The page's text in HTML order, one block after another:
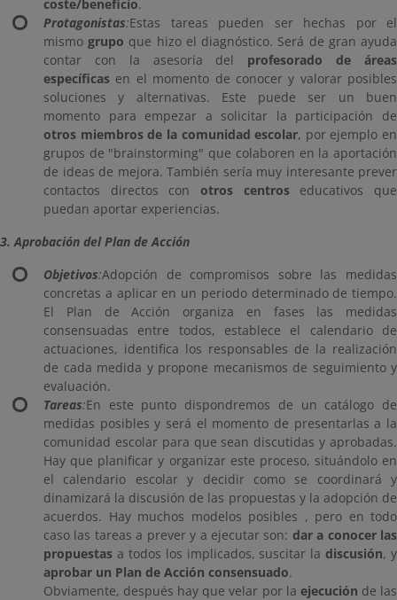
coste/beneficio.
Protagonistas:Estas tareas pueden ser hechas por el
mismogrupo que hizo el diagnóstico. Será de gran ayuda
contar con la asesoría del profesorado de áreas
específicas en el momento de conocer y valorar posibles
soluciones y alternativas. Este puede ser un buen
momento para empezar a solicitar la participación de
otros miembros de la comunidad escolar, por ejemplo en
grupos de "brainstorming" que colaboren en la aportación
de ideas de mejora. También sería muy interesante prever
contactos directos con otros centroseducativos que
puedan aportar experiencias.
3. Aprobación del Plan de Acción
Objetivos:Adopción de compromisos sobre las medidas
concretas a aplicar en un periodo determinado de tiempo.
El Plan de Acción organiza en fases las medidas
consensuadas entre todos, establece el calendario de
actuaciones, identifica los responsables de la realización
de cada medida y propone mecanismos de seguimiento y
evaluación.
Tareas:En este punto dispondremos de un catálogo de
medidas posibles y será el momento de presentarlas a la
comunidad escolar para que sean discutidas y aprobadas.
Hay que planificar y organizar este proceso, situándolo en
el calendario escolar y decidir como se coordinará y
dinamizará la discusión de las propuestas y la adopción de
acuerdos. Hay muchos modelos posibles , pero en todo
caso las tareas a prever y a ejecutar son: dar a conocer las
propuestas a todos los implicados, suscitar ladiscusión, y
aprobar un Plan de Acción consensuado.
Obviamente, después hay que velar por la ejecución de las